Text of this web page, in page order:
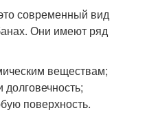
современный вид
Они имеют ряд
веществам;
поверхность.